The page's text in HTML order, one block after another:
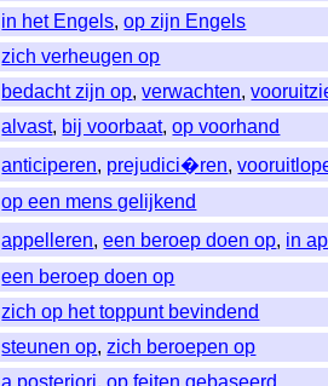
in het Engels,op zijn Engels
zich verheugen op
bedacht zijn op,verwachten,
alvast, bij voorbaat,op voorhand
anticiperen, prejudici�ren,
op een mens gelijkend
appelleren,een beroep doen op, in
een beroep doen op
zich op het toppunt bevindend
steunen op,zich beroepen op